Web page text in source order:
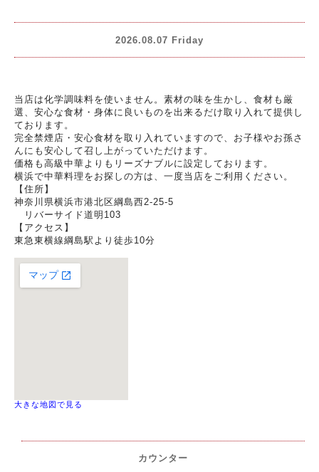
2026.08.07 Friday
当店は化学調味料を使いません。素材の味を生かし、食材も厳
選、安心な食材・身体に良いものを出来るだけ取り入れて提供し
ております。
完全禁煙店・安心食材を取り入れていますので、お子様やお孫さ
んにも安心して召し上がっていただけます。
価格も高級中華よりもリーズナブルに設定しております。
横浜で中華料理をお探しの方は、一度当店をご利用ください。
【住所】
神奈川県横浜市港北区綱島西2-25-5
リバーサイド道明103
【アクセス】
東急東横線綱島駅より徒歩10分
大きな地図で見る
カウンター